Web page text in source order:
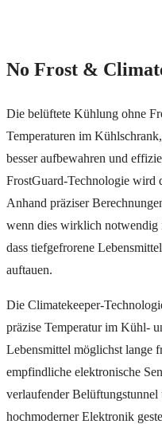
No Frost &
Die belüftete Kühlung ohne
Temperaturen im
besser aufbewahren und
FrostGuard-Technologie wird
Anhand präziser
wenn dies wirklich notwendig
dass tiefgefrorene
auftauen.
Die Climatekeeper-
präzise Temperatur im Kühl-
Lebensmittel möglichst lange
empfindliche elektronische
verlaufender
hochmoderner Elektronik